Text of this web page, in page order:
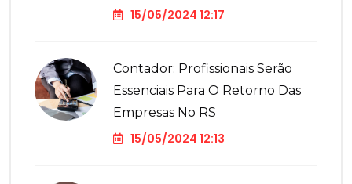
15/05/2024 12:17
Contador: Profissionais Serão
Essenciais Para O Retorno Das
Empresas No RS
15/05/2024 12:13